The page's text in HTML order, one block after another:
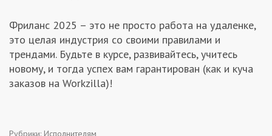
Фриланс 2025 – это не просто работа на удаленке,
это целая индустрия со своими правилами и
трендами. Будьте в курсе, развивайтесь, учитесь
новому, и тогда успех вам гарантирован (как и куча
заказов на Workzilla)!
Рубрики: Исполнителям